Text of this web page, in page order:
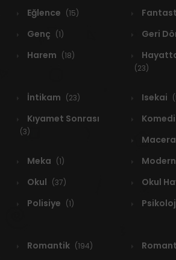
Eğlence (15)
Genç (1) Geri
Harem (18)
(23)
İntikam (23) Isekai
Kıyamet Sonrası
(3)
Komedi
Macera
Meka (1) Modern
Okul (37) Okul
Polisiye (1)
Romantik (194)